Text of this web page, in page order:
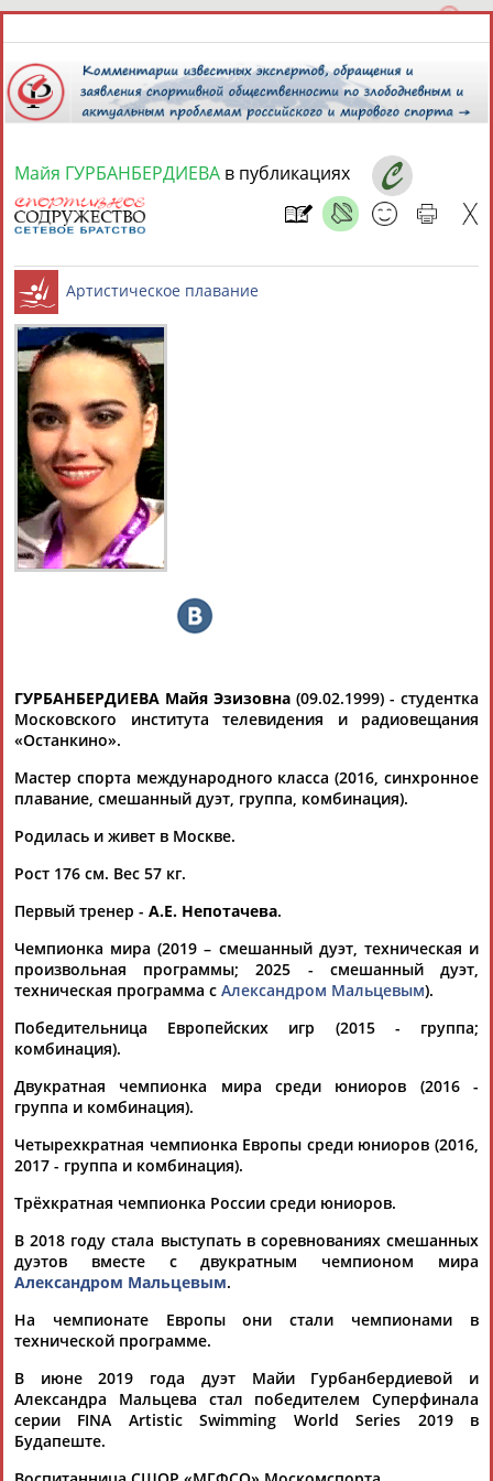
9 августа 2026 года,
СПОРТСМЕНЫ, ТРЕНЕРЫ И СПЕЦИАЛИСТЫ
Найдено: 1персона
Майя
ГУРБАНБЕРДИЕВА
Документы 1-10 из 14 найденных уникальных документов
Синхронное плавание. Чемпионат мира по водным видам
спорта 2025. Микст. Произвольная программа (прямая
... 25 июля с произвольной программой выступят микст
дуэты. Ранее в технической программе микст?дуэтов
завоевали золото. Синхронное плавание. Чемпионат мира
(Проект:Информационное агентство СТАДИОН
Гурбанбердиева победили в технической программе микст-
дуэтов на ЧМ в Сингапуре
Российские синхронисты Александр Мальцев и Майя
программе микст-дуэтов на чемпионате мира по водным
видам спорта. Турнир проходит в Сингапуре. Мальцев и
Гурбанбердиева
(Проект:Информационное агентство СТАДИОН
23.07.2025
Спортсмены из России впервые за шесть лет выступят на
чемпионате мира по водным видам спорта
Ожидается, что в микст-дуэтах в паре с ним будут выступать
поочередно Майя Гурбанбердиева и Олеся Платонова. В
дуэтах заявлены Татьяна Гайдай и Майя Дорошко, в
произвольной программе, по их словам,...
(Проект:Информационное агентство СТАДИОН
11.07.2025
Определен состав спортсменов из России по синхронному
плаванию для участия в чемпионате мира
...видов спора России. В турнире примут участие Анна
Андрианова, Анастасия Бахтырева, Татьяна Гайдай, Дарья
Гелошвили, МайяГурбанбердиева
, Майя Дорошко,
Екатерина Коссова, Елизавета Минаева, Александр Мальцев,
Олеся Платонова, Елизавета Смирнова,...
Майя ГУРБАНБЕРДИЕВА в публикациях
Артистическое плавание
ГУРБАНБЕРДИЕВА Майя Эзизовна (09.02.1999) - студентка
Московского института телевидения и радиовещания
«Останкино».
Мастер спорта международного класса (2016, синхронное
плавание, смешанный дуэт, группа, комбинация).
Родилась и живет в Москве.
Рост 176 см. Вес 57 кг.
Первый тренер - А.Е. Непотачева.
Чемпионка мира (2019 – смешанный дуэт, техническая и
произвольная программы; 2025 - смешанный дуэт,
техническая программа с Александром Мальцевым).
Победительница Европейских игр (2015 - группа;
комбинация).
Двукратная чемпионка мира среди юниоров (2016 -
группа и комбинация).
Четырехкратная чемпионка Европы среди юниоров (2016,
2017 - группа и комбинация).
Трёхкратная чемпионка России среди юниоров.
В 2018 году стала выступать в соревнованиях смешанных
дуэтов вместе с двукратным чемпионом мира
Александром Мальцевым.
На чемпионате Европы они стали чемпионами в
технической программе.
В июне 2019 года дуэт Майи Гурбанбердиевой и
Александра Мальцева стал победителем Суперфинала
серии FINA Artistic Swimming World Series 2019 в
Будапеште.